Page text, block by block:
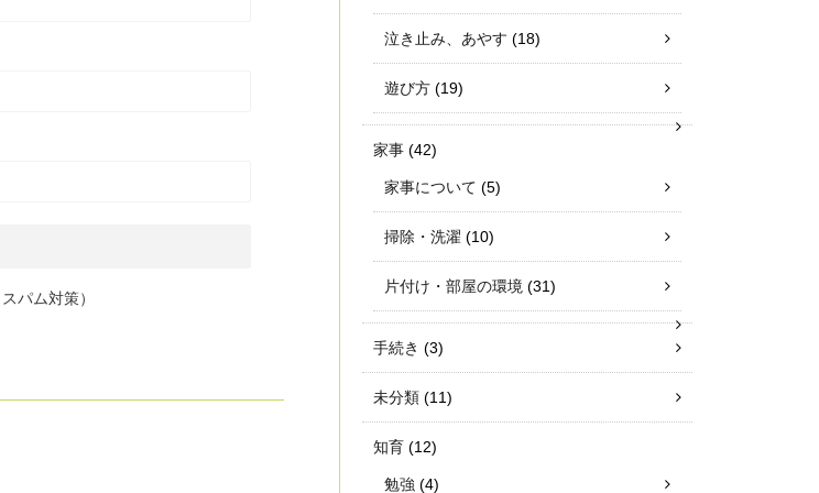
パム対策）
泣き止み、あやす (18)
遊び方 (19)
家事 (42)
家事について (5)
掃除・洗濯 (10)
片付け・部屋の環境 (31)
手続き (3)
未分類 (11)
知育 (12)
勉強 (4)